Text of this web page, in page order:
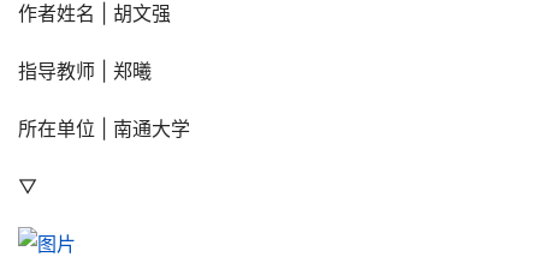
作者姓名 | 胡文强
指导教师 | 郑曦
所在单位 | 南通大学
▽